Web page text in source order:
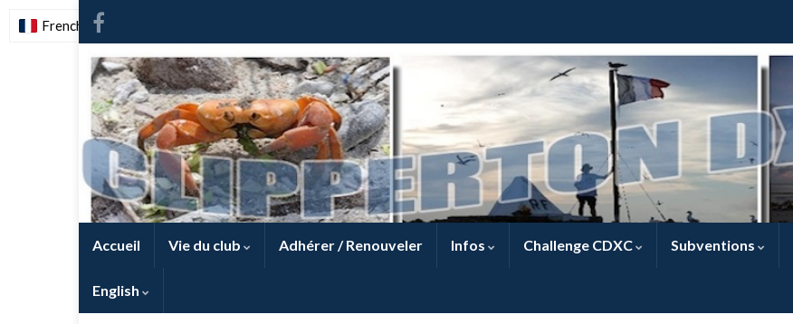
Accueil Vie du club Adhérer / Renouveler Infos Challenge CDXC Subventions
English
French -FR